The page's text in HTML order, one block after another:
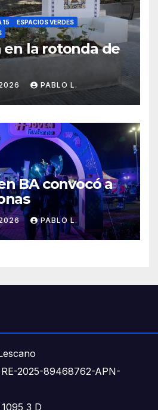
15
ESPACIOS VERDES
en la rotonda de
PABLO L.
BA convocó a
2026 PABLO L.
2025-89468762-APN-
3 D